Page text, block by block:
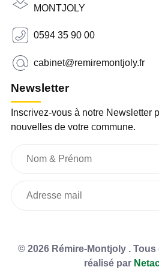
MONTJOLY
0594 35 90 00
cabinet@remiremontjoly.fr
Newsletter
Inscrivez-vous à notre Newsletter
nouvelles de votre commune.
© 2026 Rémire-Montjoly .
réalisé par